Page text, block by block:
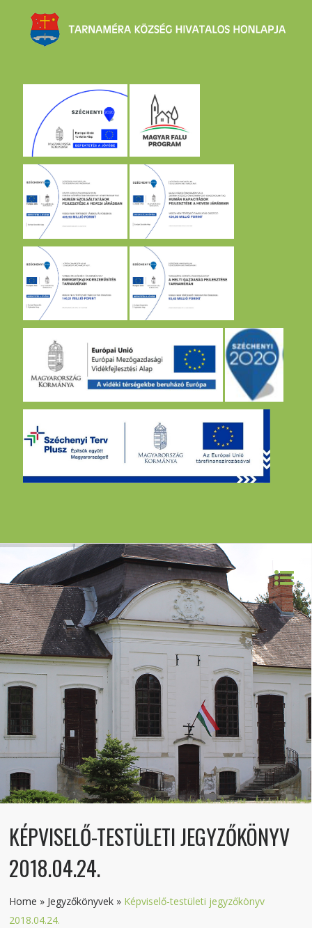
KÉPVISELŐ-TESTÜLETI JEGYZŐKÖNYV
2018.04.24.
Home » Jegyzőkönyvek » Képviselő-testületi jegyzőkönyv
2018.04.24.